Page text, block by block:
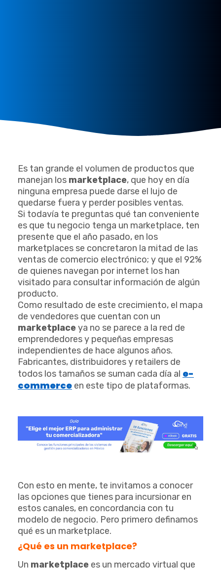
Es tan grande el volumen de productos que
manejan los marketplace, que hoy en día
ninguna empresa puede darse el lujo de
quedarse fuera y perder posibles ventas.
Si todavía te preguntas qué tan conveniente
es que tu negocio tenga un marketplace, ten
presente que el año pasado, en los
marketplaces se concretaron la mitad de las
ventas de comercio electrónico; y que el 92%
de quienes navegan por internet los han
visitado para consultar información de algún
producto.
Como resultado de este crecimiento, el mapa
de vendedores que cuentan con un
marketplace ya no se parece a la red de
emprendedores y pequeñas empresas
independientes de hace algunos años.
Fabricantes, distribuidores y retailers de
todos los tamaños se suman cada día al e-
commerce en este tipo de plataformas.
Con esto en mente, te invitamos a conocer
las opciones que tienes para incursionar en
estos canales, en concordancia con tu
modelo de negocio. Pero primero definamos
qué es un marketplace.
¿Qué es un marketplace?
Un marketplace es un mercado virtual que